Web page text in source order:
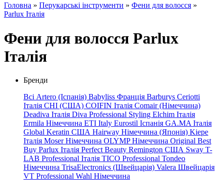
Головна » Перукарські інструменти » Фени для волосся »
Parlux Італія
Фени для волосся Parlux
Італія
Бренди
Всі Artero (Іспанія) Babyliss Франція Barburys Ceriotti
Італія CHI (США) COIFIN Італія Comair (Німеччина)
Deadiva Італія Diva Professional Styling Elchim Італія
Ermila Німеччина ETI Italy Eurostil Іспанія GA.MA Італія
Global Keratin США Hairway Німеччина (Японія) Kiepe
Італія Moser Німеччина OLYMP Німеччина Original Best
Buy Parlux Італія Perfect Beauty Remington США Sway T-
LAB Professional Італія TICO Professional Tondeo
Німеччина TrisaElectronics (Швейцарія) Valera Швейцарія
VT Professional Wahl Німеччина